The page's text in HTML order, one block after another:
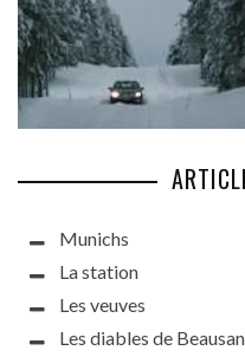
Munichs
La station
Les veuves
Les diables de